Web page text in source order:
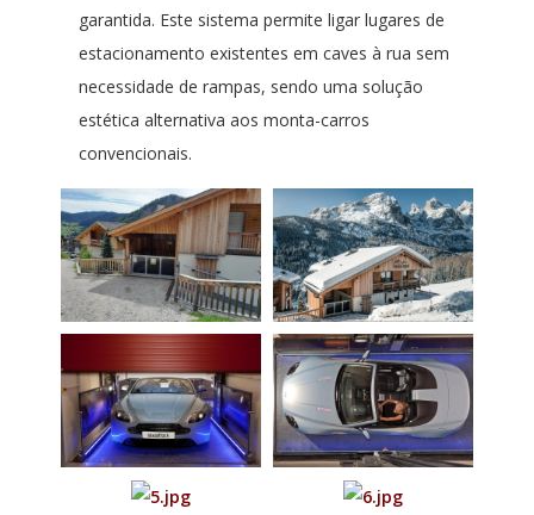
garantida. Este sistema permite ligar lugares de
estacionamento existentes em caves à rua sem
necessidade de rampas, sendo uma solução
estética alternativa aos monta-carros
convencionais.